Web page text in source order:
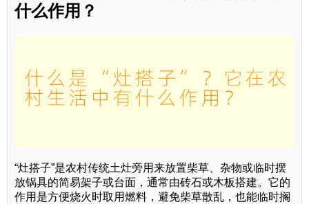
什么作用？
“灶搭子”是农村传统土灶旁用来放置柴草、杂物或临时摆
放锅具的简易架子或台面，通常由砖石或木板搭建。它的
作用是方便烧火时取用燃料，避免柴草散乱，也能临时搁